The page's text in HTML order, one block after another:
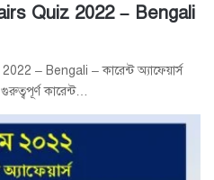
Quiz 2022 – Bengali
– Bengali – কারেন্ট অ্যাফেয়ার্স
কারেন্ট…